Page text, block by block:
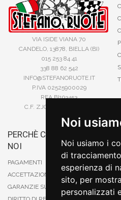
Noi
Noi usiamo i
di
esperienza di
sito, per
personalizzati
VIA ISIDE VIANA 70
CANDELO, 13878, BIELLA (BI)
015 253 84 41
338 88 62 542
INFO@STEFANORUOTE.IT
P.IVA 02525900029
REA BI193453
C.F. ZJOSFN73H14A859X
PERCHÈ COMPRARE DA
NOI
PAGAMENTI
ACCETTAZIONE DEGLI ORDINI
GARANZIE SUI PRODOTTI